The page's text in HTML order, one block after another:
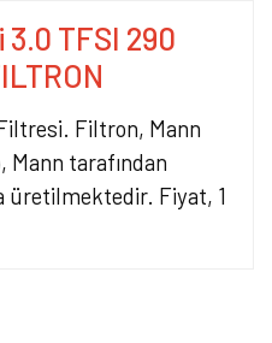
3.0 TFSI 290
Filtron, Mann
tarafından
üretilmektedir. Fiyat, 1